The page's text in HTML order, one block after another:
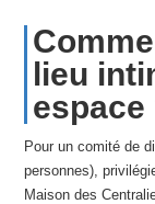
lieu
espace
Pour un comité de
personnes),
Maison des